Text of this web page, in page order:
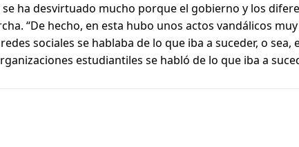
ha desvirtuado mucho porque el gobierno y los
“De hecho, en esta hubo unos actos vandálicos
sociales se hablaba de lo que iba a suceder, o
estudiantiles se habló de lo que iba a